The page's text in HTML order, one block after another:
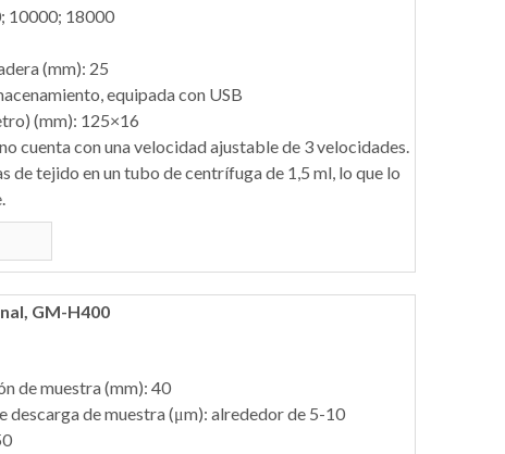
10000; 18000
(mm): 25
equipada con USB
(mm): 125×16
cuenta con una velocidad ajustable de 3 velocidades.
de tejido en un tubo de centrífuga de 1,5 ml, lo que lo
GM-H400
de muestra (mm): 40
descarga de muestra (μm): alrededor de 5-10